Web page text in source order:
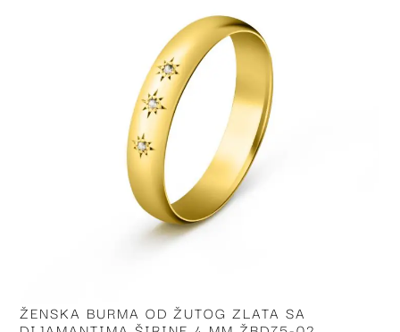
Skip
ŽENSKA BURMA OD ŽUTOG ZLATA SA